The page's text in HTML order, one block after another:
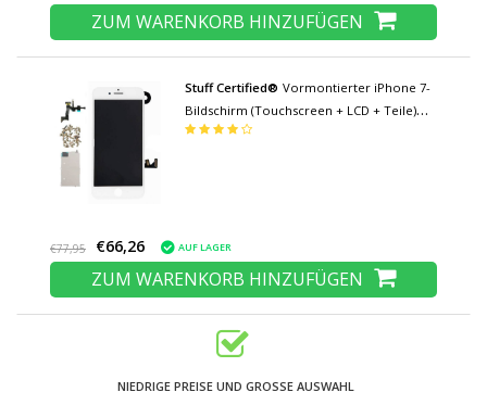
ZUM WARENKORB HINZUFÜGEN
Stuff Certified® Vormontierter iPhone 7-
Bildschirm (Touchscreen + LCD + Teile)
AAA + Qualität - Weiß
€77,95 €66,26 AUF LAGER
ZUM WARENKORB HINZUFÜGEN
NIEDRIGE PREISE UND GROSSE AUSWAHL